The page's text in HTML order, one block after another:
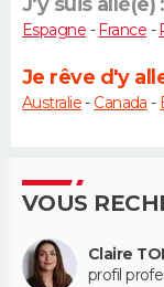
Espagne -France -
Je rêve d'y
Australie- Canada -
VOUS
Claire
profil